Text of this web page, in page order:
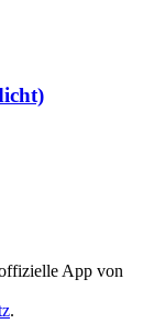
App von
.